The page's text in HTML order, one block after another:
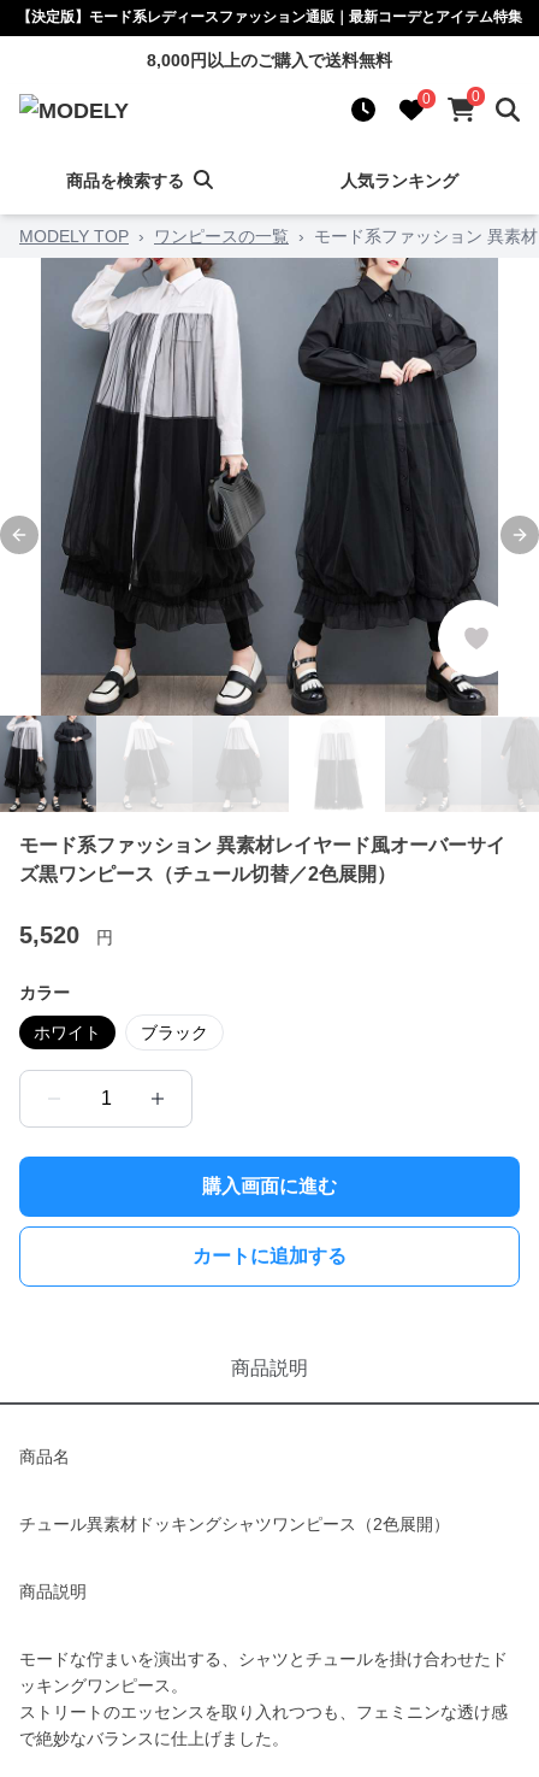
【決定版】モード系レディースファッション通販｜最新コーデとアイテム特集
8,000円以上のご購入で送料無料
0 0
商品を検索する 人気ランキング
MODELY TOP › ワンピースの一覧 › モード系ファッション 異素
Previous slide
モード系ファッション 異素材レイヤード風オーバーサイ
ズ黒ワンピース（チュール切替／2色展開）
5,520 円
カラー
ホワイト ブラック
1
購入画面に進む
カートに追加する
商品説明
商品名
チュール異素材ドッキングシャツワンピース（2色展開）
商品説明
モードな佇まいを演出する、シャツとチュールを掛け合わせたド
ッキングワンピース。
ストリートのエッセンスを取り入れつつも、フェミニンな透け感
で絶妙なバランスに仕上げました。